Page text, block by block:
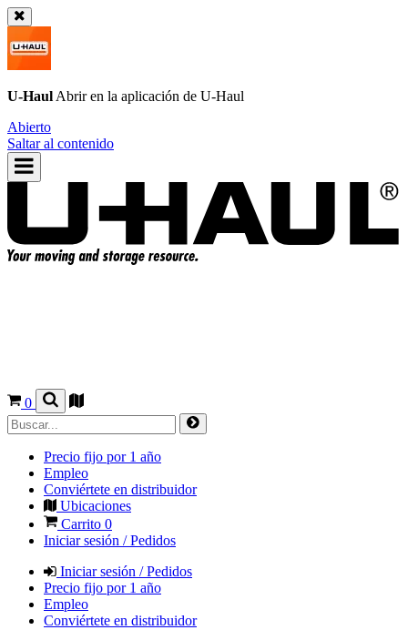
U-Haul Abrir en la aplicación de U-Haul
Abierto
Saltar al contenido
0
Precio fijo por 1 año
Empleo
Conviértete en distribuidor
Ubicaciones
Carrito 0
Iniciar sesión / Pedidos
Iniciar sesión / Pedidos
Precio fijo por 1 año
Empleo
Conviértete en distribuidor